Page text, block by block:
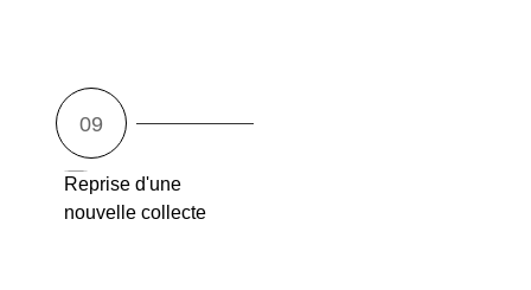
Reprise d'une
nouvelle collecte